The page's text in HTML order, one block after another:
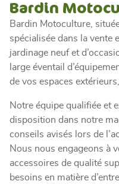
Bardin
Bardin Motoculture,
spécialisée dans la vente
jardinage neuf et
large éventail
de vos espaces
Notre équipe qualifiée et
disposition dans notre
conseils avisés lors de
Nous nous engageons à
accessoires de qualité
besoins en matière